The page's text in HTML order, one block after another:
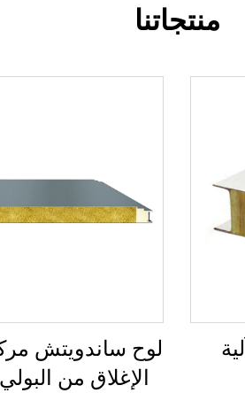
منتجاتنا
لوح ساندويتش
الإغلاق من